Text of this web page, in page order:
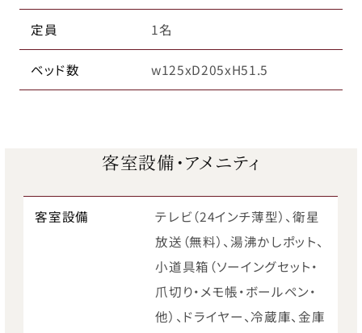
定員 1名
ベッド数 w125xD205xH51.5
客室設備・アメニティ
客室設備
テレビ（24インチ薄型）、衛星
放送（無料）、湯沸かしポット、
小道具箱（ソーイングセット・
爪切り・メモ帳・ボールペン・
他）、ドライヤー、冷蔵庫、金庫